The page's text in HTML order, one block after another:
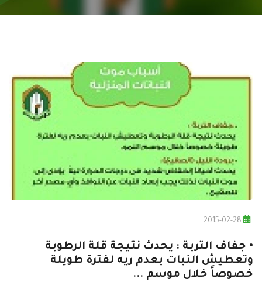
• جفاف التربة : يحدث نتيجة قلة الرطوبة
وتعطيش النبات بعدم ريه لفترة طويلة
خصوصاً خلال موسم ...